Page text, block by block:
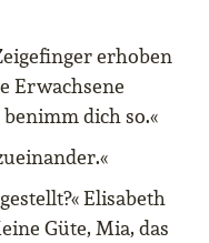
erhoben
Erwachsene
dich so.«
Elisabeth
Güte, Mia, das